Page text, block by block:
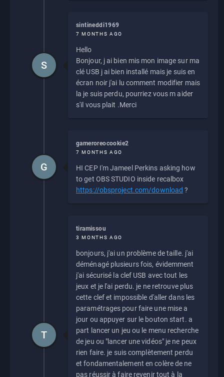
sintineddi1969
7 MONTHS AGO
Hello
Bonjour, j ai bien mis mon image sur ma
clé USB j ai bien installé mais je suis en
écran noir j'ai lu comment modifier mais
la je suis perdu, pourriez vous m aider
s'il vous plait .Merci
S
gameroreocookie2
7 MONTHS AGO
HI CEP I'm Jameel Perkins asking how
to get OBS STUDIO inside recalbox
https://obsproject.com/download ?
G
tiramissou
3 MONTHS AGO
bonjours, j'ai un problème de taille. j'ai
déménagé plusieurs fois, évidemment
j'ai sécurisé la clef USB avec tout les
jeux et je l'ai perdu. je ne retrouve plus
cette clef et impossible d'aller dans les
paramétrages pour faire une mise a
jour ou appuyer sur le bouton start. a
part lancer un jeu ou le menu recherche
de jeu ou "lancer une vidéos" je ne peux
rien faire. je suis complètement perdu
et fondamentalement en colère de ne
pas réussir à faire revenir tout à la
T